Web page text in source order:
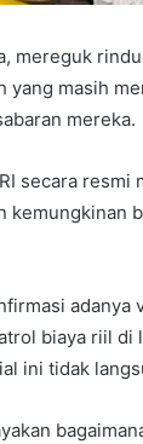
mereguk
yang masih
mereka.
secara
kemungkinan
biaya riil
ini tidak